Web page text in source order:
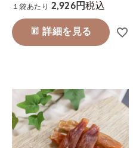
１袋あたり 2,926 税込
詳細を見る